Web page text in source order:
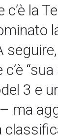
c’è la
“sua
3 e
ma